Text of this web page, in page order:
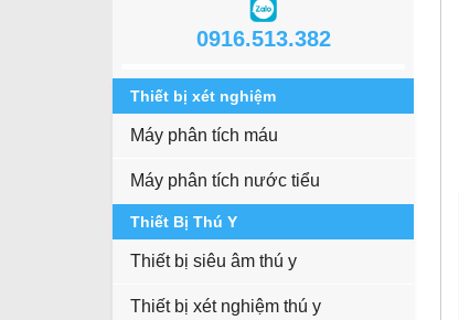
0916.513.382
Thiết bị xét nghiệm
Máy phân tích máu
Máy phân tích nước tiểu
Thiết Bị Thú Y
Thiết bị siêu âm thú y
Thiết bị xét nghiệm thú y